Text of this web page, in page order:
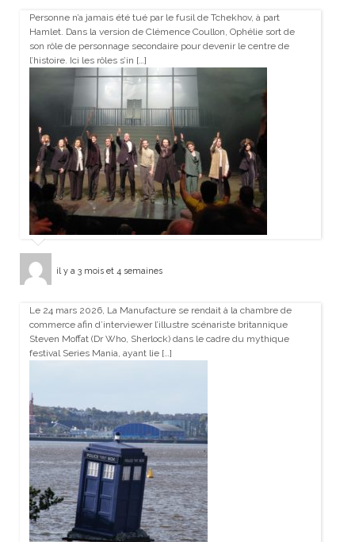
Personne n’a jamais été tué par le fusil de Tchekhov, à part
Hamlet. Dans la version de Clémence Coullon, Ophélie sort de
son rôle de personnage secondaire pour devenir le centre de
l’histoire. Ici les rôles s’in […]
il y a 3 mois et 4 semaines
Le 24 mars 2026, La Manufacture se rendait à la chambre de
commerce afin d’interviewer l’illustre scénariste britannique
Steven Moffat (Dr Who, Sherlock) dans le cadre du mythique
festival Series Mania, ayant lie […]